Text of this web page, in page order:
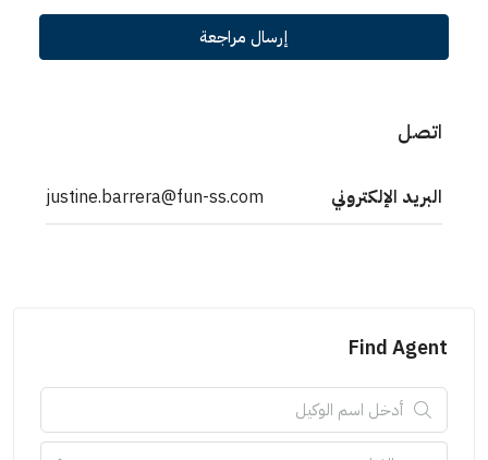
إرسال مراجعة
اتصل
البريد الإلكتروني justine.barrera@fun-ss.com
Find Agent